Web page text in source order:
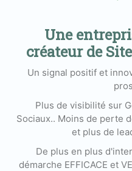
Une
créateur de
Un signal positif et
Plus de visibilité sur
Sociaux.. Moins de perte
et plus de
De plus en plus
démarche EFFICACE et